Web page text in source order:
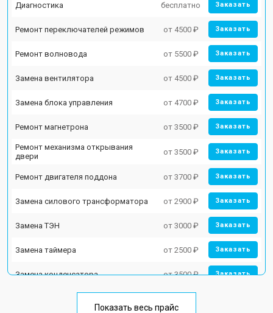
Диагностика бесплатно Заказать
Ремонт переключателей режимов от 4500 ₽ Заказать
Ремонт волновода от 5500 ₽ Заказать
Замена вентилятора от 4500 ₽ Заказать
Замена блока управления от 4700 ₽ Заказать
Ремонт магнетрона от 3500 ₽ Заказать
Ремонт механизма открывания
двери
от 3500 ₽ Заказать
Ремонт двигателя поддона от 3700 ₽ Заказать
Замена силового трансформатора от 2900 ₽ Заказать
Замена ТЭН от 3000 ₽ Заказать
Замена таймера от 2500 ₽ Заказать
Замена конденсатора от 3500 ₽ Заказать
Ремонт платы управления
Показать весь прайс